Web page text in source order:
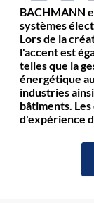
BACHMANN
systèmes
Lors de la
l'accent est
telles que la
énergétique
industries
bâtiments.
d'expérience